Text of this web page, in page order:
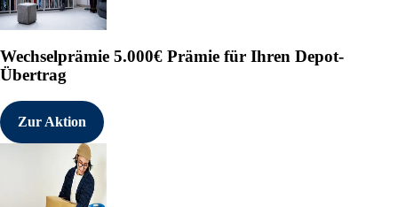
Medienarchiv unter https://
Wechselprämie 5.000€ Prämie für Ihren Depot-
Übertrag
Zur Aktion